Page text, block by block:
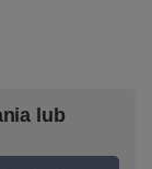
lub